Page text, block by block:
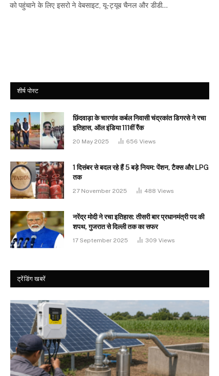
को पहुंचाने के लिए इसरो ने वेबसाइट, यू-ट्यूब चैनल और डीडी…
शीर्ष पोस्ट
छिंदवाड़ा के चारगांव कर्बल निवासी चंद्रकांत डिगरसे ने रचा
इतिहास, ऑल इंडिया 111वीं रैंक
20 May 2025 656 Views
1 दिसंबर से बदल रहे हैं 5 बड़े नियम: पेंशन, टैक्स और LPG
तक
27 November 2025 488 Views
नरेंद्र मोदी ने रचा इतिहास: तीसरी बार प्रधानमंत्री पद की
शपथ, गुजरात से दिल्ली तक का सफर
17 September 2025 309 Views
ट्रेंडिंग खबरें